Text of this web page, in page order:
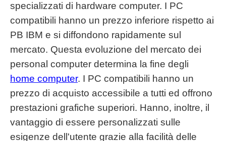
specializzati di hardware computer. I PC
compatibili hanno un prezzo inferiore rispetto ai
PB IBM e si diffondono rapidamente sul
mercato. Questa evoluzione del mercato dei
personal computer determina la fine degli
home computer. I PC compatibili hanno un
prezzo di acquisto accessibile a tutti ed offrono
prestazioni grafiche superiori. Hanno, inoltre, il
vantaggio di essere personalizzati sulle
esigenze dell'utente grazie alla facilità delle